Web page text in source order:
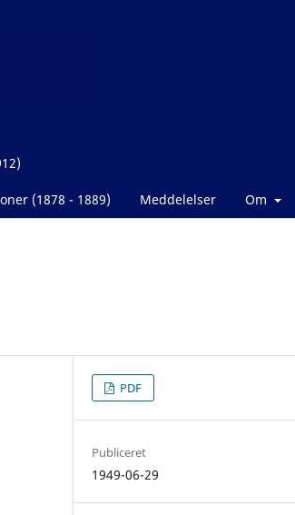
(1878 - 1889) Meddelelser Om
PDF
Publiceret
1949-06-29